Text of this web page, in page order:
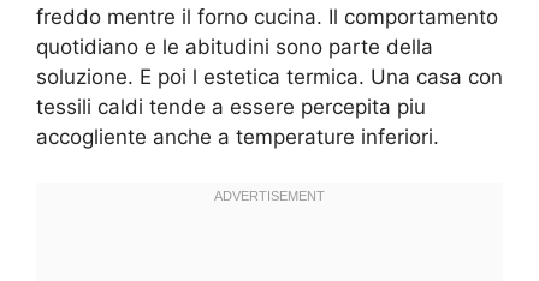
freddo mentre il forno cucina. Il comportamento
quotidiano e le abitudini sono parte della
soluzione. E poi l estetica termica. Una casa con
tessili caldi tende a essere percepita piu
accogliente anche a temperature inferiori.